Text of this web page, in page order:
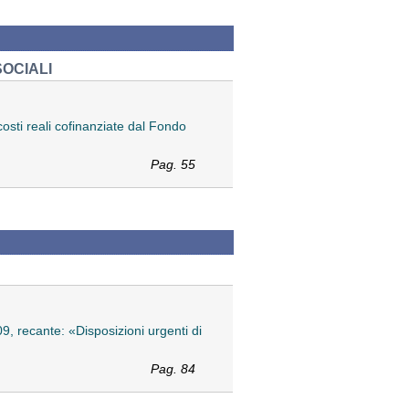
reali cofinanziate dal Fondo
Pag. 55
recante: «Disposizioni urgenti di
Pag. 84